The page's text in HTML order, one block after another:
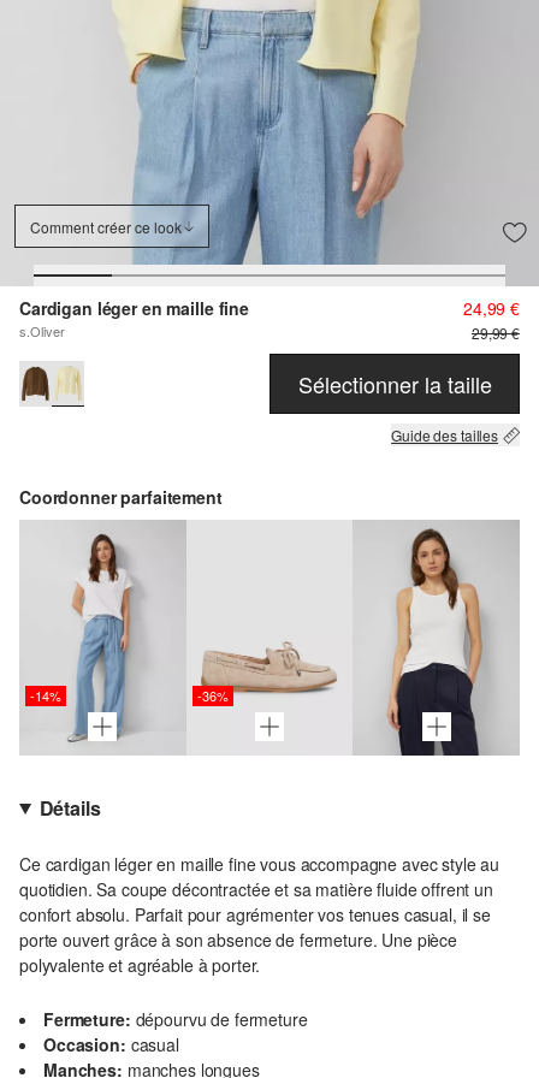
Comment créer ce look
Cardigan léger en maille fine
s.Oliver
24,99 €
29,99 €
Sélectionner la taille
Guide des tailles
Coordonner parfaitement
-14% -36%
Détails
Ce cardigan léger en maille fine vous accompagne avec style au
quotidien. Sa coupe décontractée et sa matière fluide offrent un
confort absolu. Parfait pour agrémenter vos tenues casual, il se
porte ouvert grâce à son absence de fermeture. Une pièce
polyvalente et agréable à porter.
Fermeture: dépourvu de fermeture
Occasion: casual
Manches: manches longues